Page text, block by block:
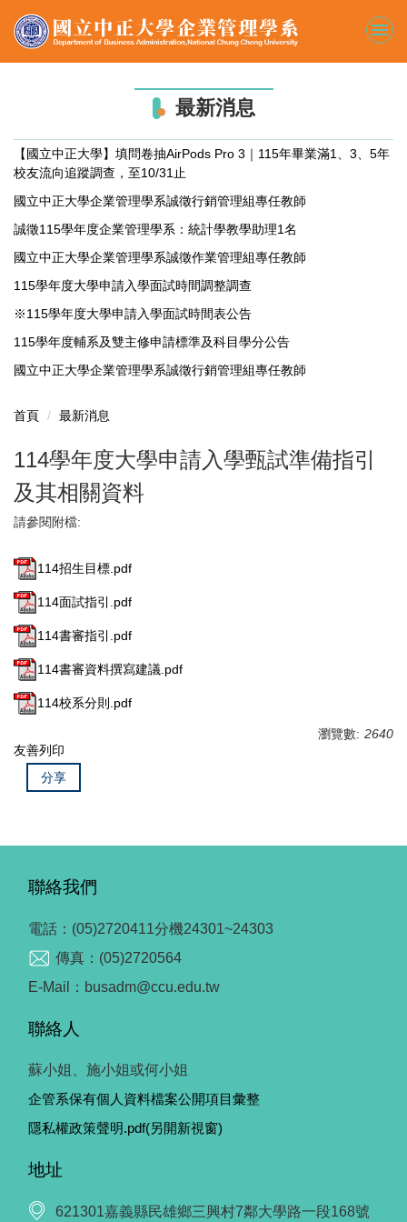
到
最新消息
【國立中正大學】填問卷抽AirPods Pro 3｜115年畢業滿1、3、5年
校友流向追蹤調查，至10/31止
國立中正大學企業管理學系誠徵行銷管理組專任教師
誠徵115學年度企業管理學系：統計學教學助理1名
國立中正大學企業管理學系誠徵作業管理組專任教師
115學年度大學申請入學面試時間調整調查
※115學年度大學申請入學面試時間表公告
115學年度輔系及雙主修申請標準及科目學分公告
國立中正大學企業管理學系誠徵行銷管理組專任教師
首頁 最新消息
114學年度大學申請入學甄試準備指引
及其相關資料
請參閱附檔:
114招生目標.pdf
114面試指引.pdf
114書審指引.pdf
114書審資料撰寫建議.pdf
114校系分則.pdf
瀏覽數: 2640
友善列印
分享
聯絡我們
電話：(05)2720411分機24301~24303
傳真：(05)2720564
E-Mail：busadm@ccu.edu.tw
聯絡人
蘇小姐、施小姐或何小姐
企管系保有個人資料檔案公開項目彙整
隱私權政策聲明.pdf(另開新視窗)
地址
621301嘉義縣民雄鄉三興村7鄰大學路一段168號